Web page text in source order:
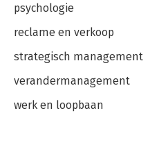
psychologie
reclame en verkoop
strategisch management
verandermanagement
werk en loopbaan